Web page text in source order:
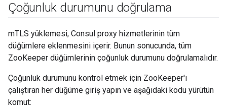
Çoğunluk durumunu doğrulama
mTLS yüklemesi, Consul proxy hizmetlerinin tüm
düğümlere eklenmesini içerir. Bunun sonucunda, tüm
ZooKeeper düğümlerinin çoğunluk durumunu doğrulamalıdır.
Çoğunluk durumunu kontrol etmek için ZooKeeper'ı
çalıştıran her düğüme giriş yapın ve aşağıdaki kodu yürütün
komut: